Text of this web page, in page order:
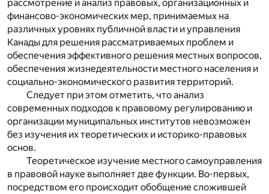
рассмотрение и анализ правовых, организационных и
финансово-экономических мер, принимаемых на
различных уровнях публичной власти и управления
Канады для решения рассматриваемых проблем и
обеспечения эффективного решения местных вопросов,
обеспечения жизнедеятельности местного населения и
социально-экономического развития территорий.
Следует при этом отметить, что анализ
современных подходов к правовому регулированию и
организации муниципальных институтов невозможен
без изучения их теоретических и историко-правовых
основ.
Теоретическое изучение местного самоуправления
в правовой науке выполняет две функции. Во-первых,
посредством его происходит обобщение сложившей